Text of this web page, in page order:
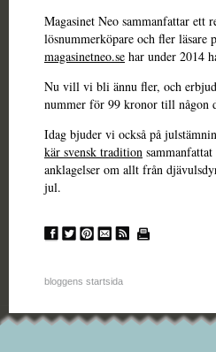
Magasinet Neo sammanfattar ett
lösnummerköpare och fler läsare
magasinetneo.se har under 2014
Nu vill vi bli ännu fler, och
nummer för 99 kronor till någon
Idag bjuder vi också på
kär svensk tradition
anklagelser om allt från
jul.
bloggens startsida